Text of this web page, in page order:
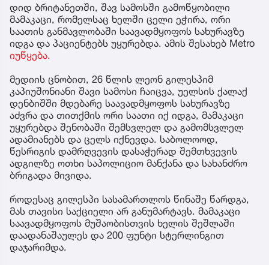
დიდ ბრიტანეთში, შავ სამოსში გამოწყობილი
მამაკაცი, რომელსაც ხელში ცელი ეჭირა, ორი
საათის განმავლობაში საავადმყოფოს სახურავზე
იდგა და პაციენტებს უყურებდა. ამის შესახებ Metro
იუწყება.
მედიის ცნობით, 26 წლის ლეონ გილესპიმ
კაპიუშონიანი შავი სამოსი ჩაიცვა, უელსის ქალაქ
დენბიშში მდებარე საავადმყოფოს სახურავზე
აძვრა და თითქმის ორი საათი იქ იდგა, მამაკაცი
უყურებდა შენობაში შემსვლელ და გამომსვლელ
ადამიანებს და ცელს იქნევდა. საბოლოოდ,
წესრიგის დამრღვევის დასაჭერად შემთხვევის
ადგილზე ოთხი საპოლიციო მანქანა და სახანძრო
ბრიგადა მივიდა.
როდესაც გილესპი სასამართლოს წინაშე წარდგა,
მას თავისი საქციელი არ განუმარტავს. მამაკაცი
საავადმყოფოს მუშაობისთვის ხელის შეშლაში
დაადანაშაულეს და 200 ფუნტი სტერლინგით
დაჯარიმდა.